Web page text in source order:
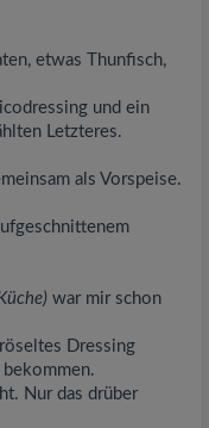
etwas Thunfisch,
und ein
Letzteres.
als Vorspeise.
war mir schon
Dressing
Nur das drüber